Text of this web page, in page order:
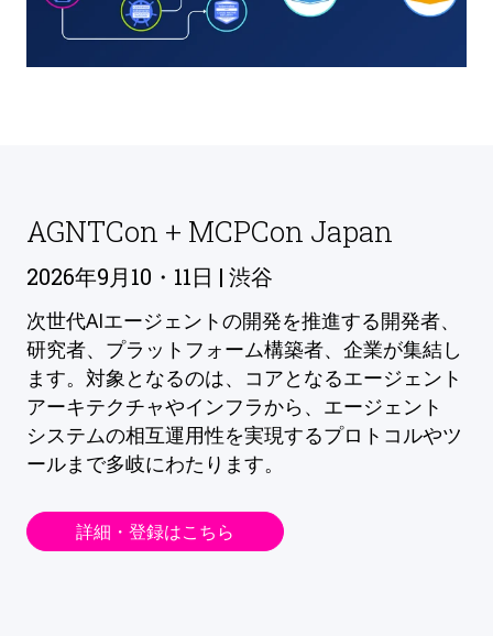
AGNTCon + MCPCon Japan
2026年9月10・11日 | 渋谷
次世代AIエージェントの開発を推進する開発者、
研究者、プラットフォーム構築者、企業が集結し
ます。対象となるのは、コアとなるエージェント
アーキテクチャやインフラから、エージェント
システムの相互運用性を実現するプロトコルやツ
ールまで多岐にわたります。
詳細・登録はこちら